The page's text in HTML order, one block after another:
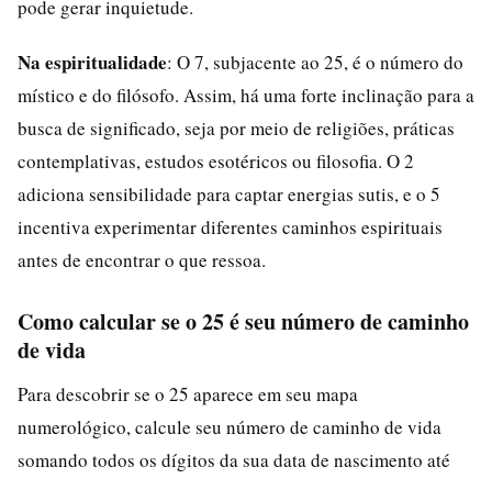
pode gerar inquietude.
Na espiritualidade: O 7, subjacente ao 25, é o número do
místico e do filósofo. Assim, há uma forte inclinação para a
busca de significado, seja por meio de religiões, práticas
contemplativas, estudos esotéricos ou filosofia. O 2
adiciona sensibilidade para captar energias sutis, e o 5
incentiva experimentar diferentes caminhos espirituais
antes de encontrar o que ressoa.
Como calcular se o 25 é seu número de caminho
de vida
Para descobrir se o 25 aparece em seu mapa
numerológico, calcule seu número de caminho de vida
somando todos os dígitos da sua data de nascimento até